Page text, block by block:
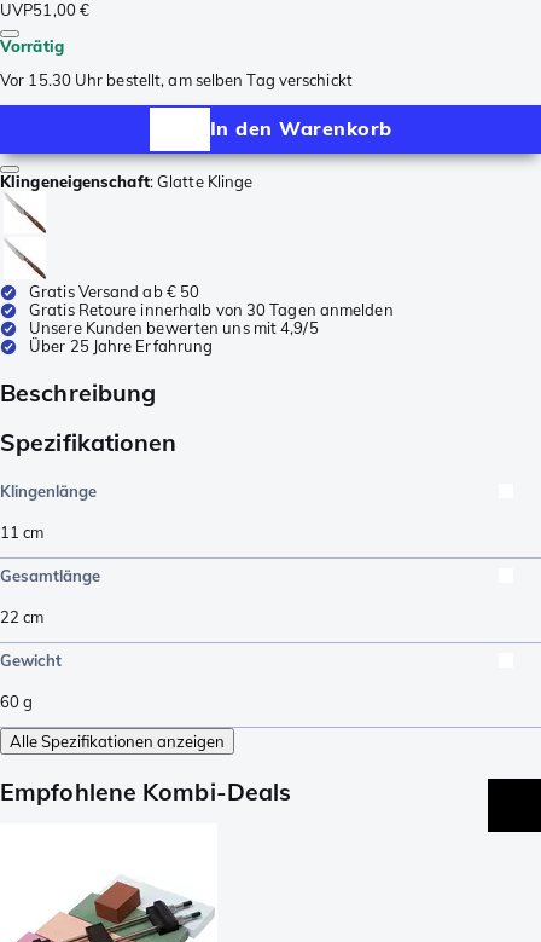
UVP51,00 €
Vorrätig
Vor 15.30 Uhr bestellt, am selben Tag verschickt
In den Warenkorb
Klingeneigenschaft:Glatte Klinge
Gratis Versand ab € 50
Gratis Retoure innerhalb von 30 Tagen anmelden
Unsere Kunden bewerten uns mit 4,9/5
Über 25 Jahre Erfahrung
Beschreibung
Spezifikationen
Klingenlänge
11 cm
Gesamtlänge
22 cm
Gewicht
60g
Alle Spezifikationen anzeigen
Empfohlene Kombi-Deals